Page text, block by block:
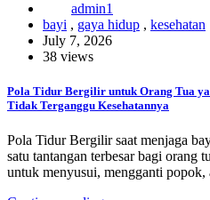
admin1
bayi , gaya hidup , kesehatan
July 7, 2026
38 views
Pola Tidur Bergilir untuk Orang Tua
Tidak Terganggu Kesehatannya
Pola Tidur Bergilir saat menjaga
satu tantangan terbesar bagi orang
untuk menyusui, mengganti